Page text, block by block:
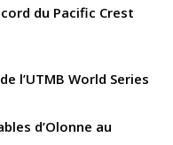
du Pacific Crest
l’UTMB World Series
d’Olonne au